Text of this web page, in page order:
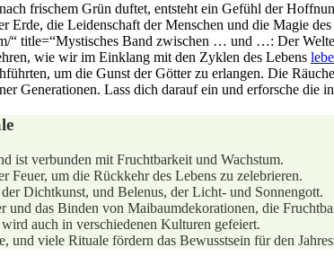
⁤frischem Grün duftet,⁤ entsteht ein​ Gefühl der
⁢Erde, die Leidenschaft​ der Menschen und die Magie
“ title=“Mystisches Band zwischen … und …: Der
wie wir im​ Einklang mit ‍den Zyklen des Lebens
um die Gunst ⁤der Götter⁢ zu erlangen.‌ Die‌
Generationen. Lass dich​ darauf ein und erforsche
ist verbunden mit Fruchtbarkeit und Wachstum.
Feuer, um die Rückkehr des ‍Lebens zu zelebrieren.
Dichtkunst, und Belenus, der Licht- und Sonnengott.
⁤und⁢ das Binden von ⁣Maibaumdekorationen, die
auch in verschiedenen Kulturen‌ gefeiert.
viele Rituale fördern das Bewusstsein für den